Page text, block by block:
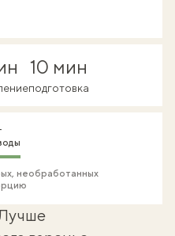
10 мин
подготовка
необработанных
Лучше